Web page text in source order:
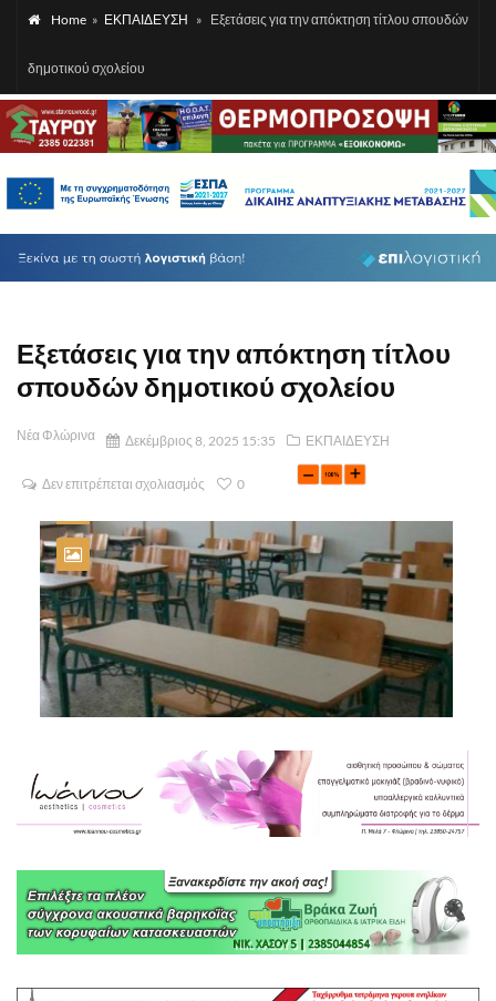
Home » ΕΚΠΑΙΔΕΥΣΗ » Εξετάσεις για την απόκτηση τίτλου σπουδών
δημοτικού σχολείου
Εξετάσεις για την απόκτηση τίτλου
σπουδών δημοτικού σχολείου
Νέα Φλώρινα Δεκέμβριος 8, 2025 15:35 ΕΚΠΑΙΔΕΥΣΗ
Δεν επιτρέπεται σχολιασμός 0